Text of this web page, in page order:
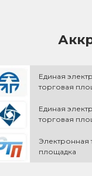
Единая
торговая
Единая
торговая
Электронная
площадка